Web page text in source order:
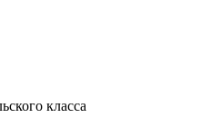
класса